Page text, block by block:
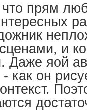
прям
и
Даже яой
- как он